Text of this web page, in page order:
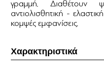
γραμμή. Διαθέτουν
αντιολισθητική -
κομψές εμφανίσεις.
Χαρακτηριστικά